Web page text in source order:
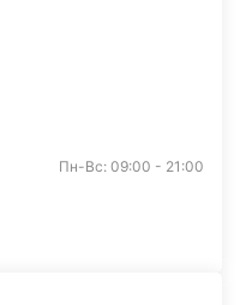
Пн-Вс: 09:00 - 21:00